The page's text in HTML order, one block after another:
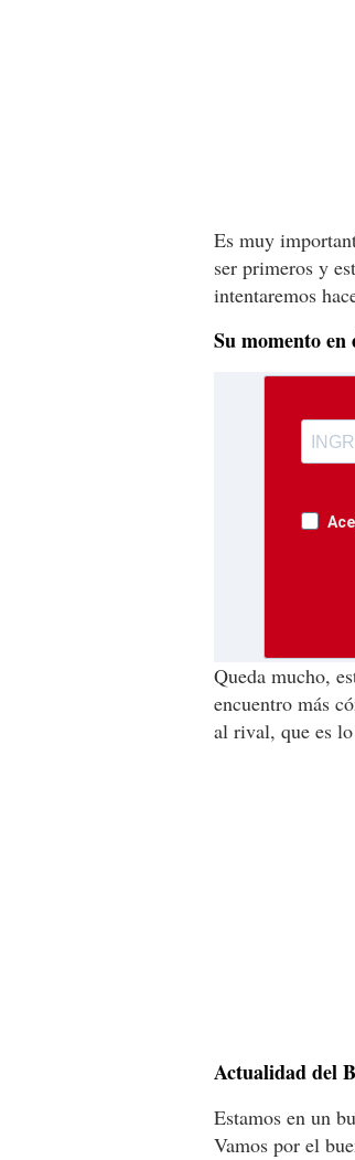
Es muy
ser primeros y
intentaremos
Su momento en
Queda mucho,
encuentro más
al rival, que es
Actualidad del
Estamos en un
Vamos por el